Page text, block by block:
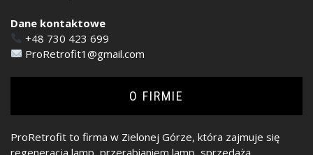
Dane kontaktowe
+48 730 423 699
ProRetrofit1@gmail.com
O FIRMIE
ProRetrofit to firma w Zielonej Górze, która zajmuje się